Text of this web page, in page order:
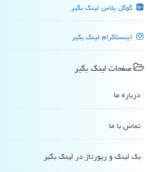
گوگل پلاس لینک بگیر
اینستاگرام لینک بگیر
صفحات لینك بگیر
درباره ما
تماس با ما
بک لینک و رپورتاژ در لینك بگیر